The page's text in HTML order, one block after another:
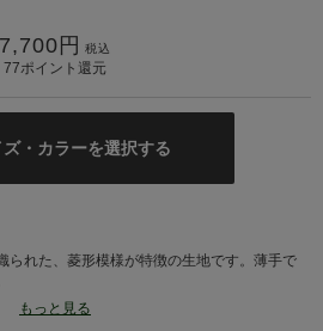
7,700 円 税込
77ポイント還元
・カラーを選択する
られた、菱形模様が特徴の生地です。薄手で
肌に張り付かず、快適に過ごせるため、ビジ
幅広く活躍します。
もっと見る